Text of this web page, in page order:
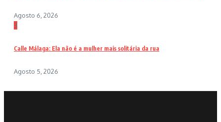
Agosto 6, 2026
3
Calle Málaga: Ela não é a mulher mais solitária da rua
Agosto 5, 2026